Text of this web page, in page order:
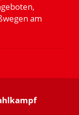
am